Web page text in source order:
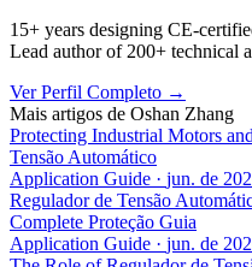
15+ years designing CE-
Lead author of 200+ technical
Ver Perfil Completo →
Mais artigos de Oshan Zhang
Protecting Industrial Motors
Tensão Automático
Application Guide · jun. de
Regulador de Tensão
Complete Proteção Guia
Application Guide · jun. de